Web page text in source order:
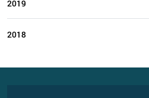
2019
2018